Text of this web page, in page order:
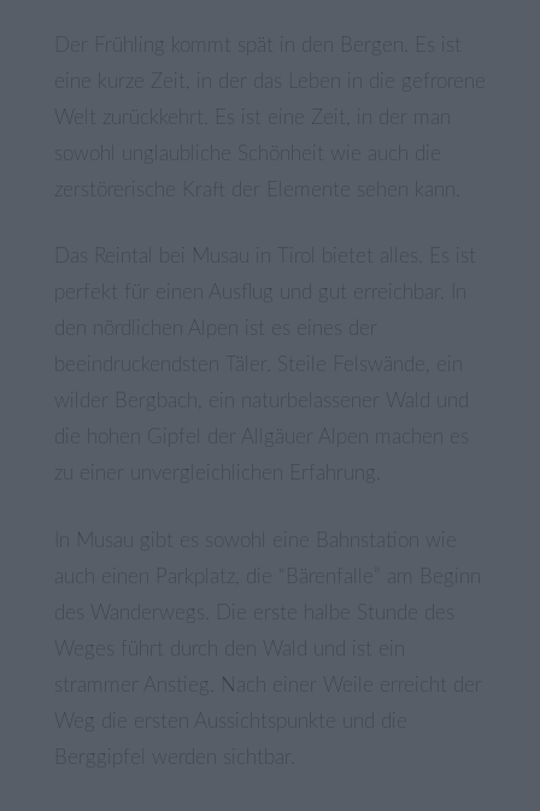
Der Frühling kommt spät in den Bergen. Es ist
eine kurze Zeit, in der das Leben in die gefrorene
Welt zurückkehrt. Es ist eine Zeit, in der man
sowohl unglaubliche Schönheit wie auch die
zerstörerische Kraft der Elemente sehen kann.
Das Reintal bei Musau in Tirol bietet alles. Es ist
perfekt für einen Ausflug und gut erreichbar. In
den nördlichen Alpen ist es eines der
beeindruckendsten Täler. Steile Felswände, ein
wilder Bergbach, ein naturbelassener Wald und
die hohen Gipfel der Allgäuer Alpen machen es
zu einer unvergleichlichen Erfahrung.
In Musau gibt es sowohl eine Bahnstation wie
auch einen Parkplatz, die “Bärenfalle” am Beginn
des Wanderwegs. Die erste halbe Stunde des
Weges führt durch den Wald und ist ein
strammer Anstieg. Nach einer Weile erreicht der
Weg die ersten Aussichtspunkte und die
Berggipfel werden sichtbar.